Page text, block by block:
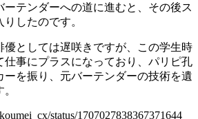
ーテンダーへの道に進むと、その後ス
したのです。
優としては遅咲きですが、この学生時
仕事にプラスになっており、パリピ孔
ーを振り、元バーテンダーの技術を遺
status/1707027838367371644